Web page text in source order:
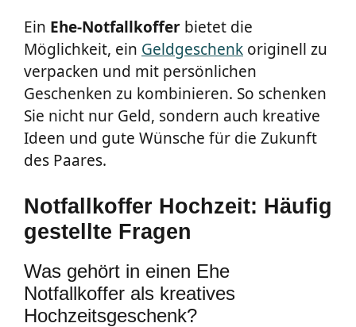
Ein Ehe-Notfallkoffer bietet die
Möglichkeit, ein Geldgeschenk originell zu
verpacken und mit persönlichen
Geschenken zu kombinieren. So schenken
Sie nicht nur Geld, sondern auch kreative
Ideen und gute Wünsche für die Zukunft
des Paares.
Notfallkoffer Hochzeit: Häufig
gestellte Fragen
Was gehört in einen Ehe
Notfallkoffer als kreatives
Hochzeitsgeschenk?